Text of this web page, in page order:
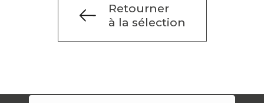
Retourner
à la sélection